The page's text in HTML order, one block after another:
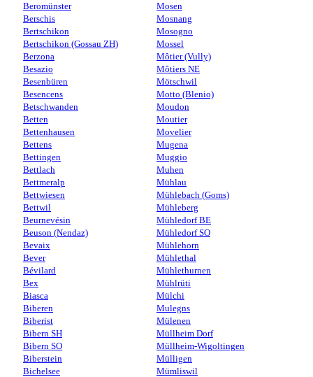
Beromünster
Berschis
Bertschikon
Bertschikon (Gossau ZH)
Berzona
Besazio
Besenbüren
Besencens
Betschwanden
Betten
Bettenhausen
Bettens
Bettingen
Bettlach
Bettmeralp
Bettwiesen
Bettwil
Beurnevésin
Beuson (Nendaz)
Bevaix
Bever
Bévilard
Bex
Biasca
Biberen
Biberist
Bibern SH
Bibern SO
Biberstein
Bichelsee
Mosen
Mosnang
Mosogno
Mossel
Môtier (Vully)
Môtiers NE
Mötschwil
Motto (Blenio)
Moudon
Moutier
Movelier
Mugena
Muggio
Muhen
Mühlau
Mühlebach (Goms)
Mühleberg
Mühledorf BE
Mühledorf SO
Mühlehorn
Mühlethal
Mühlethurnen
Mühlrüti
Mülchi
Mulegns
Mülenen
Müllheim Dorf
Müllheim-Wigoltingen
Mülligen
Mümliswil